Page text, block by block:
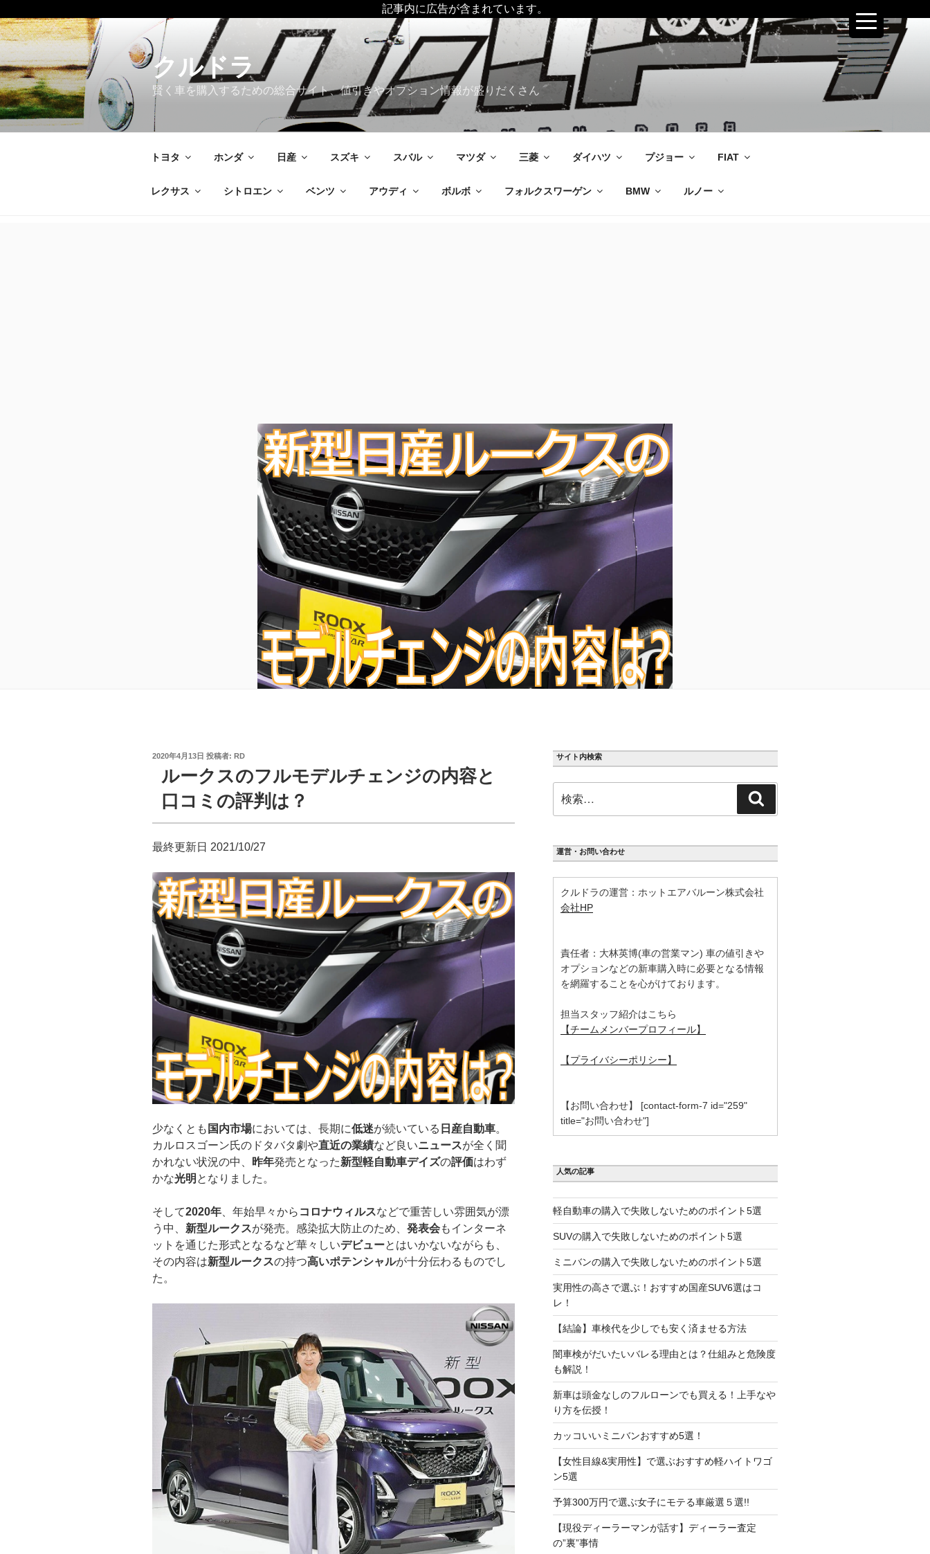
記事内に広告が含まれています。
コ
ン
テ
ン
ツ
へ
ス
クルドラ
賢く車を購入するための総合サイト、値引きやオプション情報が盛りだくさん
トヨタ ホンダ 日産 スズキ スバル マツダ 三菱 ダイハツ プジョー FIAT
レクサス シトロエン ベンツ アウディ ボルボ フォルクスワーゲン BMW ルノー
投
2020年4月13日 投稿者: RD
ルークスのフルモデルチェンジの内容と
口コミの評判は？
最終更新日 2021/10/27
少なくとも 国内市場においては、長期に低迷が続いている 日産自動車。
カルロスゴーン氏のドタバタ劇や直近の業績など良いニュースが全く聞
かれない状況の中、
昨年発売となった新型軽自動車デイズの評価はわず
かな光明 となりました。
そして2020年 、年始早々から コロナウィルスなどで重苦しい雰囲気が漂
う中、 新型ルークスが発売。感染拡大防止のため、 発表会もインターネ
ットを通じた形式となるなど華々しいデビューとはいかないながらも、
その内容は新型ルークスの持つ高いポテンシャルが十分伝わるものでし
た。
サイト内検索
索:
索
運営・お問い合わせ
クルドラの運営：ホットエアバルーン株式会社
会社HP
責任者：大林英博(車の営業マン) 車の値引きや
オプションなどの新車購入時に必要となる情報
を網羅することを心がけております。
担当スタッフ紹介はこちら
【チームメンバープロフィール】
【プライバシーポリシー】
【お問い合わせ】 [contact-form-7 id="259"
title="お問い合わせ"]
人気の記事
軽自動車の購入で失敗しないためのポイント5選
SUVの購入で失敗しないためのポイント5選
ミニバンの購入で失敗しないためのポイント5選
実用性の高さで選ぶ！おすすめ国産SUV6選はコ
レ！
【結論】車検代を少しでも安く済ませる方法
闇車検がだいたいバレる理由とは？仕組みと危険度
も解説！
新車は頭金なしのフルローンでも買える！上手なや
り方を伝授！
カッコいいミニバンおすすめ5選！
【女性目線&実用性】で選ぶおすすめ軽ハイトワゴ
ン5選
予算300万円で選ぶ女子にモテる車厳選５選!!
【現役ディーラーマンが話す】ディーラー査定
の”裏”事情